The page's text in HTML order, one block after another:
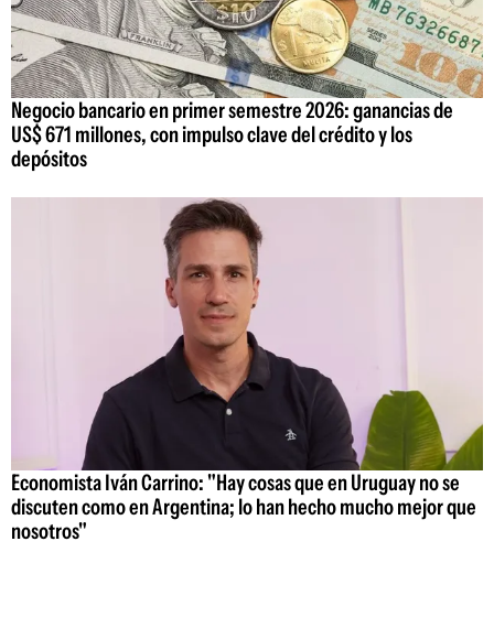
Negocio bancario en primer semestre 2026: ganancias de
US$ 671 millones, con impulso clave del crédito y los
depósitos
Economista Iván Carrino: "Hay cosas que en Uruguay no se
discuten como en Argentina; lo han hecho mucho mejor que
nosotros"